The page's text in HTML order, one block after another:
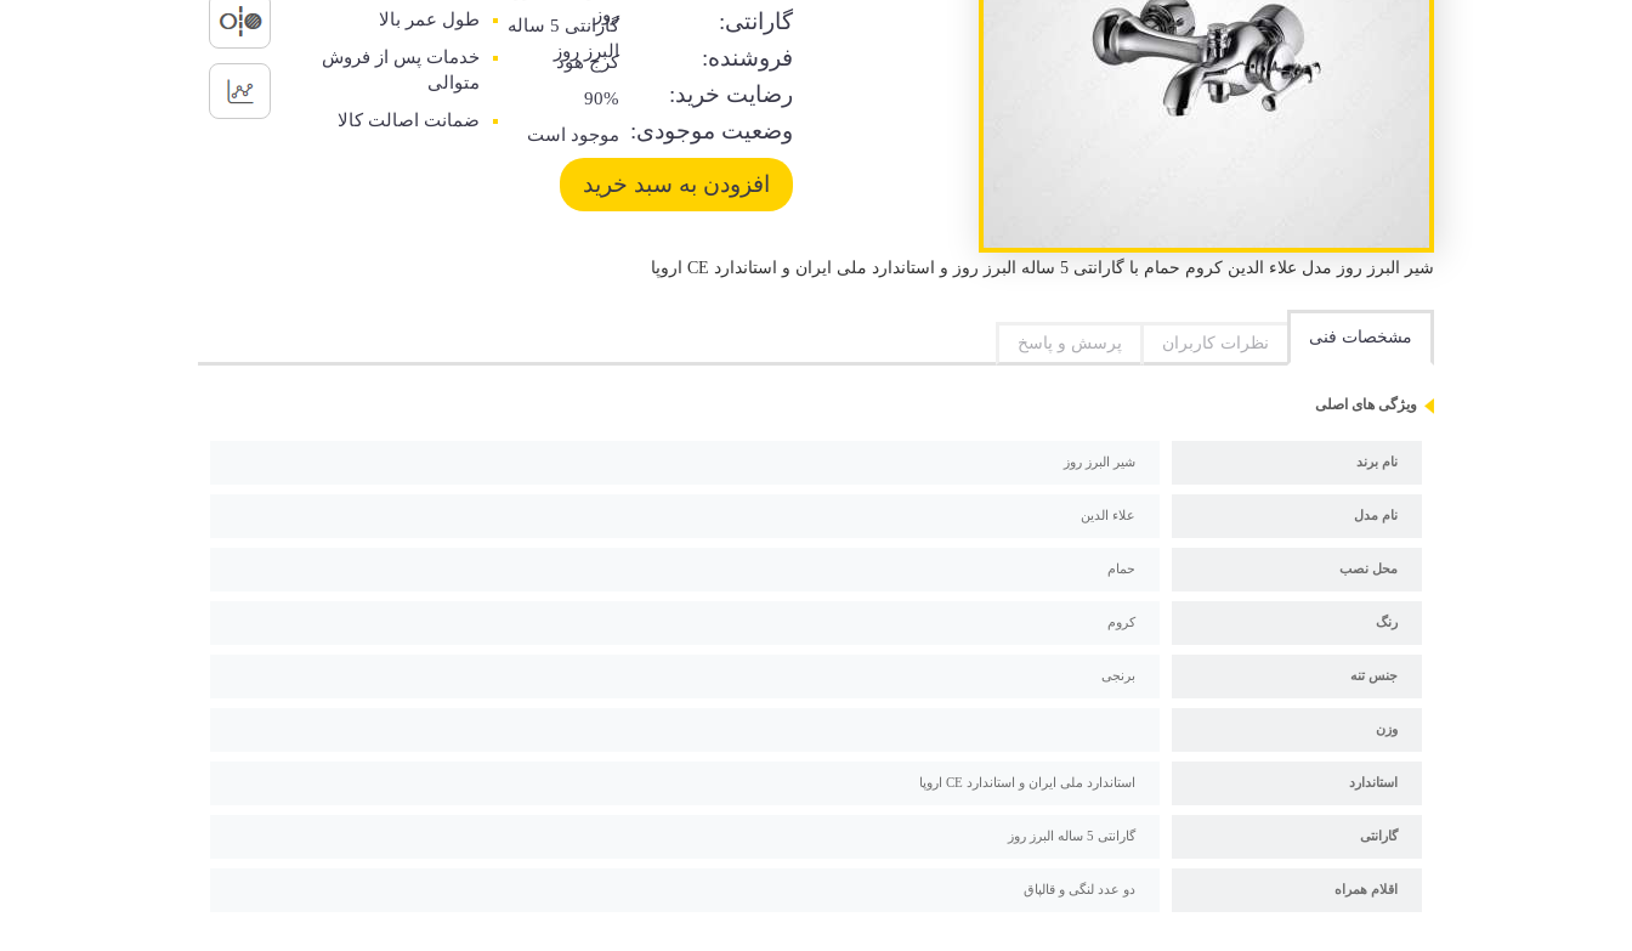
روز
گارانتی:
گارانتی 5 ساله
البرز روز
فروشنده: کرج هود
رضایت خرید: 90%
وضعیت موجودی: موجود است
طول عمر بالا
خدمات پس از فروش
متوالی
ضمانت اصالت کالا
شیر البرز روز مدل علاء الدین کروم حمام با گارانتی 5 ساله البرز روز و استاندارد ملی ایران و استاندارد CE اروپا
مشخصات فنی نظرات کاربران پرسش و پاسخ
ویژگی های اصلی
نام برند شیر البرز روز
نام مدل علاء الدین
محل نصب حمام
رنگ کروم
جنس تنه برنجی
وزن
استاندارد استاندارد ملی ایران و استاندارد CE اروپا
گارانتی گارانتی 5 ساله البرز روز
اقلام همراه دو عدد لنگی و قالپاق